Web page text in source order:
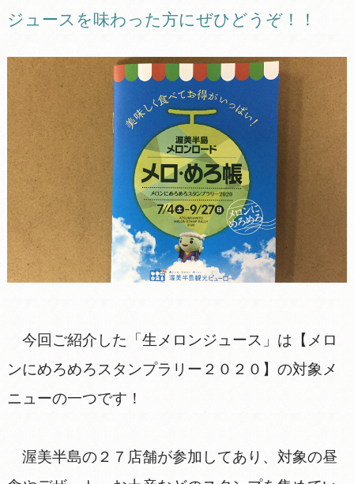
ジュースを味わった方にぜひどうぞ！！
今回ご紹介した「生メロンジュース」は【メロ
ンにめろめろスタンプラリー２０２０】の対象メ
ニューの一つです！
渥美半島の２７店舗が参加してあり、対象の昼